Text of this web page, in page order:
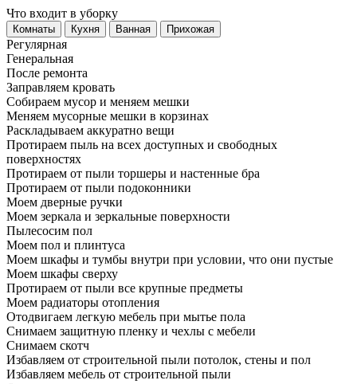
Что входит в уборку
Регу­лярная
Гене­ральная
После ремонта
Заправляем кровать
Собираем мусор и меняем мешки
Меняем мусорные мешки в корзинах
Раскладываем аккуратно вещи
Протираем пыль на всех доступных и свободных
поверхностях
Протираем от пыли торшеры и настенные бра
Протираем от пыли подоконники
Моем дверные ручки
Моем зеркала и зеркальные поверхности
Пылесосим пол
Моем пол и плинтуса
Моем шкафы и тумбы внутри при условии, что они пустые
Моем шкафы сверху
Протираем от пыли все крупные предметы
Моем радиаторы отопления
Отодвигаем легкую мебель при мытье пола
Снимаем защитную пленку и чехлы с мебели
Снимаем скотч
Избавляем от строительной пыли потолок, стены и пол
Избавляем мебель от строительной пыли